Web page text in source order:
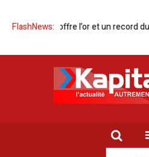
FlashNews:
s’offre l’or et un record du